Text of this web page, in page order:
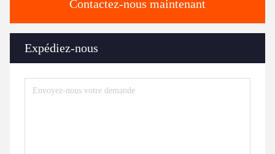
Contactez-nous maintenant
Expédiez-nous